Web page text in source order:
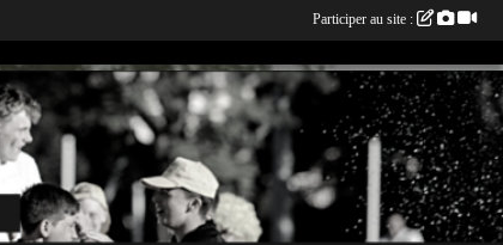
Participer au site :